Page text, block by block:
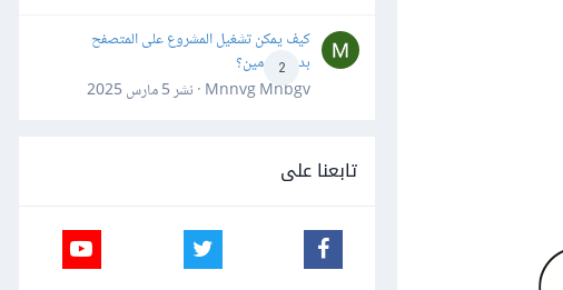
2
كيف يمكن تشغيل المشروع على المتصفح
بدون دومين؟
Mnnvg Mnbgv · نشر
5 مارس 2025
تابعنا على